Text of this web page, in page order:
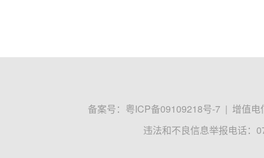
备案号： 粤ICP备09109218号-7 | 增值电
违法和不良信息举报电话：